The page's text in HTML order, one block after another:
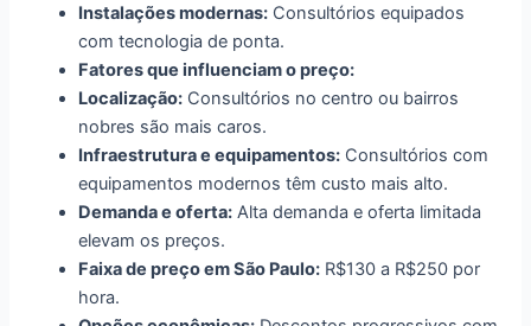
Instalações modernas: Consultórios equipados
com tecnologia de ponta.
Fatores que influenciam o preço:
Localização: Consultórios no centro ou bairros
nobres são mais caros.
Infraestrutura e equipamentos: Consultórios com
equipamentos modernos têm custo mais alto.
Demanda e oferta: Alta demanda e oferta limitada
elevam os preços.
Faixa de preço em São Paulo: R$130 a R$250 por
hora.